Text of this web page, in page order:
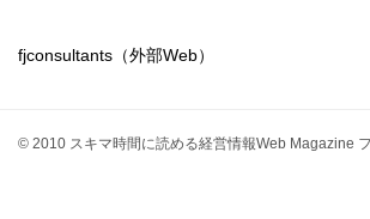
fjconsultants（外部Web）
© 2010 スキマ時間に読める経営情報Web Magazine